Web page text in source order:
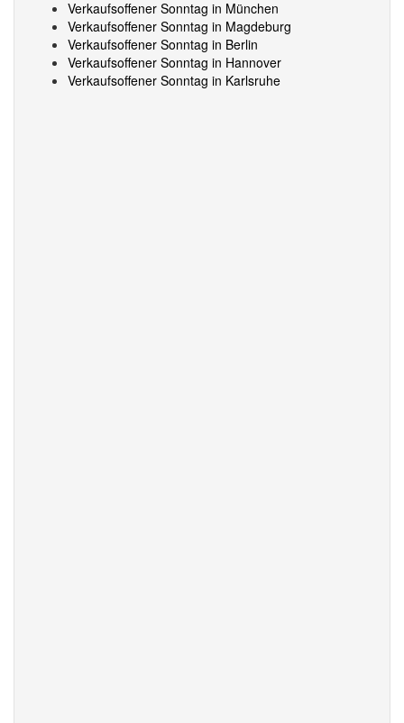
Verkaufsoffener Sonntag in München
Verkaufsoffener Sonntag in Magdeburg
Verkaufsoffener Sonntag in Berlin
Verkaufsoffener Sonntag in Hannover
Verkaufsoffener Sonntag in Karlsruhe